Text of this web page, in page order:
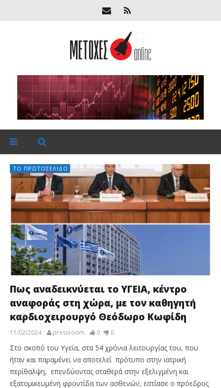
ΤΟ ΠΡΩΤΟΣΈΛΙΔΟ
Πως αναδεικνύεται το ΥΓΕΙΑ, κέντρο
αναφοράς στη χώρα, με τον καθηγητή
καρδιοχειρουργό Θεόδωρο Κωφίδη
11/02/2024 pressroom 0 0
Στο σκοπό του Υγεία, στα 54 χρόνια λειτουργίας του, που
ήταν και παραμένει να αποτελεί πρότυπο στην ιατρική
περίθαλψη, επενδύοντας σταθερά στην εξελιγμένη και
εξατομικευμένη φροντίδα των ασθενών, εστίασε ο πρόεδρος